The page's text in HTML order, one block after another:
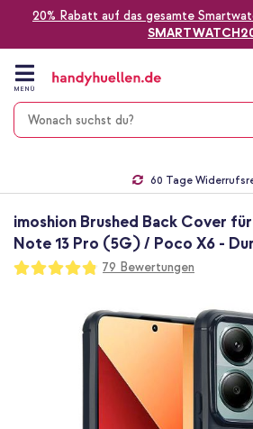
20% Rabatt auf das gesamte
Zum
Inhalt
springen
MENÜ
60 Tage
imoshion Brushed Back Cover
Note 13 Pro (5G) / Poco X6 -
Bewertung:
96
100
79 Bewertungen